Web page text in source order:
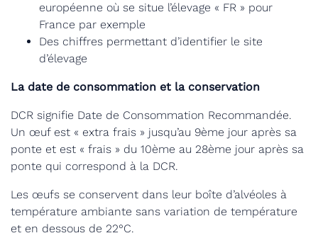
européenne où se situe l’élevage « FR » pour
France par exemple
Des chiffres permettant d’identifier le site
d’élevage
La date de consommation et la conservation
DCR signifie Date de Consommation Recommandée.
Un œuf est « extra frais » jusqu’au 9ème jour après sa
ponte et est « frais » du 10ème au 28ème jour après sa
ponte qui correspond à la DCR.
Les œufs se conservent dans leur boîte d’alvéoles à
température ambiante sans variation de température
et en dessous de 22°C.